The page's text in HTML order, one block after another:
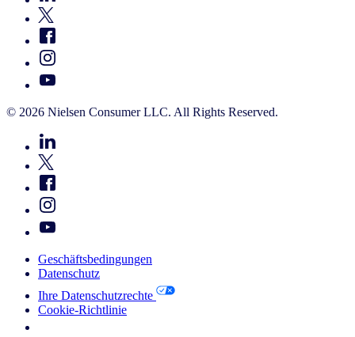
© 2026 Nielsen Consumer LLC. All Rights Reserved.
Geschäftsbedingungen
Datenschutz
Ihre Datenschutzrechte
Cookie-Richtlinie